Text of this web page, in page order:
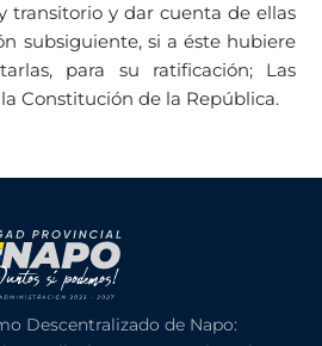
transitorio y dar cuenta de ellas
subsiguiente, si a éste hubiere
para su ratificación; Las
Constitución de la República.
Descentralizado de Napo: